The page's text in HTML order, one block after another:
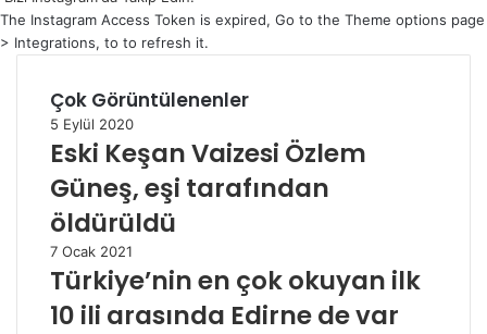
The Instagram Access Token is expired, Go to the Theme options page
> Integrations, to to refresh it.
Çok Görüntülenenler
5 Eylül 2020
Eski Keşan Vaizesi Özlem
Güneş, eşi tarafından
öldürüldü
7 Ocak 2021
Türkiye’nin en çok okuyan ilk
10 ili arasında Edirne de var